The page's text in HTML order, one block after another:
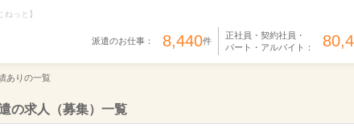
っと】
派遣のお仕事： 8,440件
正社員・契約社員・
パート・アルバイト：
ありの一覧
の求人（募集）一覧